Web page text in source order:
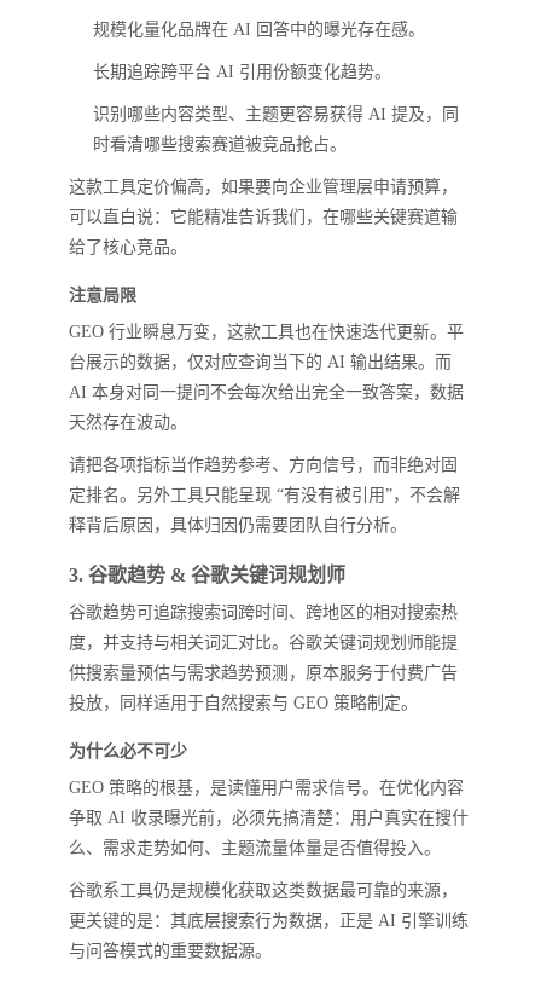
规模化量化品牌在 AI 回答中的曝光存在感。
长期追踪跨平台 AI 引用份额变化趋势。
识别哪些内容类型、主题更容易获得 AI 提及，同
时看清哪些搜索赛道被竞品抢占。
这款工具定价偏高，如果要向企业管理层申请预算，
可以直白说：它能精准告诉我们，在哪些关键赛道输
给了核心竞品。
注意局限
GEO 行业瞬息万变，这款工具也在快速迭代更新。平
台展示的数据，仅对应查询当下的 AI 输出结果。而
AI 本身对同一提问不会每次给出完全一致答案，数据
天然存在波动。
请把各项指标当作趋势参考、方向信号，而非绝对固
定排名。另外工具只能呈现 “有没有被引用”，不会解
释背后原因，具体归因仍需要团队自行分析。
3. 谷歌趋势 & 谷歌关键词规划师
谷歌趋势可追踪搜索词跨时间、跨地区的相对搜索热
度，并支持与相关词汇对比。谷歌关键词规划师能提
供搜索量预估与需求趋势预测，原本服务于付费广告
投放，同样适用于自然搜索与 GEO 策略制定。
为什么必不可少
GEO 策略的根基，是读懂用户需求信号。在优化内容
争取 AI 收录曝光前，必须先搞清楚：用户真实在搜什
么、需求走势如何、主题流量体量是否值得投入。
谷歌系工具仍是规模化获取这类数据最可靠的来源，
更关键的是：其底层搜索行为数据，正是 AI 引擎训练
与问答模式的重要数据源。